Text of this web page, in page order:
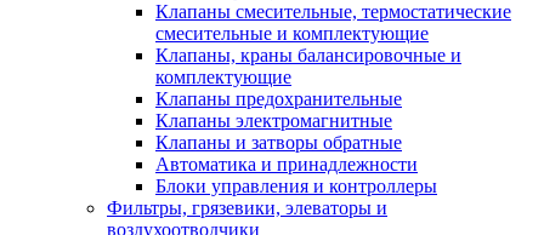
Клапаны смесительные, термостатические
смесительные и комплектующие
Клапаны, краны балансировочные и
комплектующие
Клапаны предохранительные
Клапаны электромагнитные
Клапаны и затворы обратные
Автоматика и принадлежности
Блоки управления и контроллеры
Фильтры, грязевики, элеваторы и
воздухоотводчики